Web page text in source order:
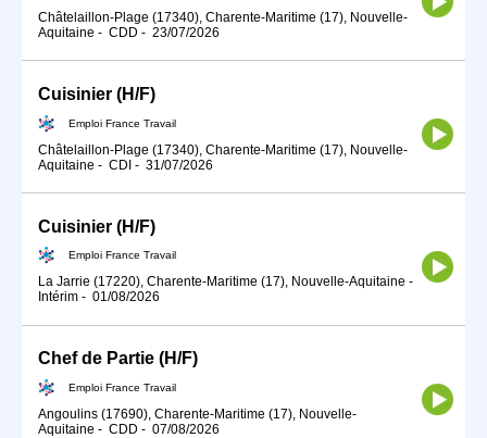
Châtelaillon-Plage (17340), Charente-Maritime (17), Nouvelle-
Aquitaine - CDD - 23/07/2026
Cuisinier (H/F)
Emploi France Travail
Châtelaillon-Plage (17340), Charente-Maritime (17), Nouvelle-
Aquitaine - CDI - 31/07/2026
Cuisinier (H/F)
Emploi France Travail
La Jarrie (17220), Charente-Maritime (17), Nouvelle-Aquitaine -
Intérim - 01/08/2026
Chef de Partie (H/F)
Emploi France Travail
Angoulins (17690), Charente-Maritime (17), Nouvelle-
Aquitaine - CDD - 07/08/2026